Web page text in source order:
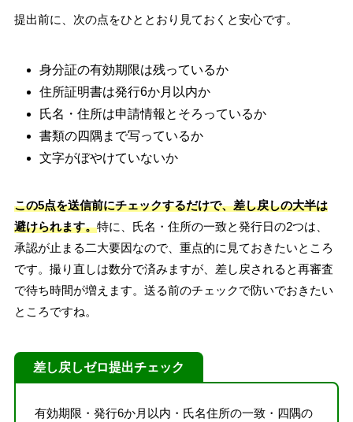
提出前に、次の点をひととおり見ておくと安心です。
身分証の有効期限は残っているか
住所証明書は発行6か月以内か
氏名・住所は申請情報とそろっているか
書類の四隅まで写っているか
文字がぼやけていないか
この5点を送信前にチェックするだけで、差し戻しの大半は
避けられます。特に、氏名・住所の一致と発行日の2つは、
承認が止まる二大要因なので、重点的に見ておきたいところ
です。撮り直しは数分で済みますが、差し戻されると再審査
で待ち時間が増えます。送る前のチェックで防いでおきたい
ところですね。
差し戻しゼロ提出チェック
有効期限・発行6か月以内・氏名住所の一致・四隅の